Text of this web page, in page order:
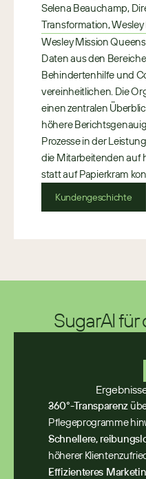
Selena Beauchamp,
Transformation,
Wesley Mission
Daten aus den
Behindertenhilfe und
vereinheitlichen. Die
einen zentralen
höhere
Prozesse in der
die Mitarbeitenden auf
statt auf Papierkram
Kundengeschichte
SugarAI für
360°-Transparenz
Pflegeprogramme
Schnellere,
höherer
Effizienteres